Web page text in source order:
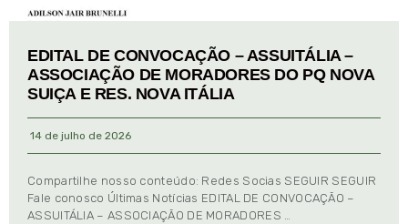
EDITAL DE CONVOCAÇÃO – ASSUITÁLIA –
ASSOCIAÇÃO DE MORADORES DO PQ NOVA
SUIÇA E RES. NOVA ITÁLIA
14 de julho de 2026
Compartilhe nosso conteúdo: Redes Socias SEGUIR SEGUIR
Fale conosco Últimas Notícias EDITAL DE CONVOCAÇÃO –
ASSUITÁLIA – ASSOCIAÇÃO DE MORADORES …